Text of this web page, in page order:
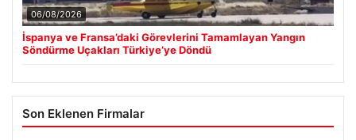
06/08/2026
İspanya ve Fransa’daki Görevlerini Tamamlayan Yangın
Söndürme Uçakları Türkiye’ye Döndü
Son Eklenen Firmalar